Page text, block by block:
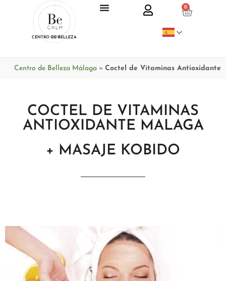
CENTRO DE BELLEZA
0
Centro de Belleza Málaga » Coctel de Vitaminas Antioxidante
COCTEL DE VITAMINAS
ANTIOXIDANTE MALAGA
+ MASAJE KOBIDO